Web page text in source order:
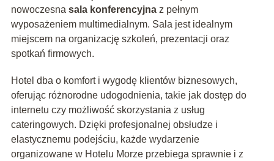
nowoczesna sala konferencyjnaz pełnym
wyposażeniem multimedialnym. Sala jest idealnym
miejscem na organizację szkoleń, prezentacji oraz
spotkań firmowych.
Hotel dba o komfort i wygodę klientów biznesowych,
oferując różnorodne udogodnienia, takie jak dostęp do
internetu czy możliwość skorzystania z usług
cateringowych. Dzięki profesjonalnej obsłudze i
elastycznemu podejściu, każde wydarzenie
organizowane w Hotelu Morze przebiega sprawnie i z